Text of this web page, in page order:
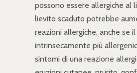
possono essere allergiche al
lievito scaduto potrebbe
reazioni allergiche, anche se
intrinsecamente più
sintomi di una reazione